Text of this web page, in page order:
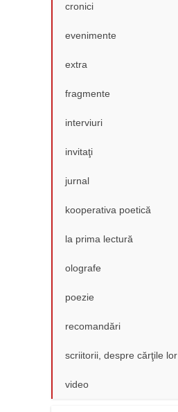
cronici
evenimente
extra
fragmente
interviuri
invitaţi
jurnal
kooperativa poetică
la prima lectură
olografe
poezie
recomandări
scriitorii, despre cărţile lor
video